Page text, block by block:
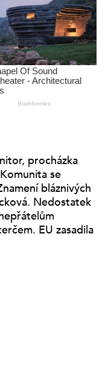
procházka
se
bláznivých
Nedostatek
EU zasadila